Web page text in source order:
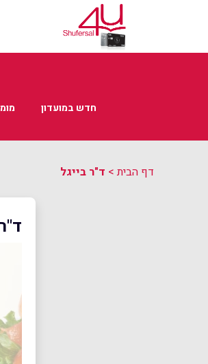
חדש במועדון
דף הבית> ד"ר בייגל